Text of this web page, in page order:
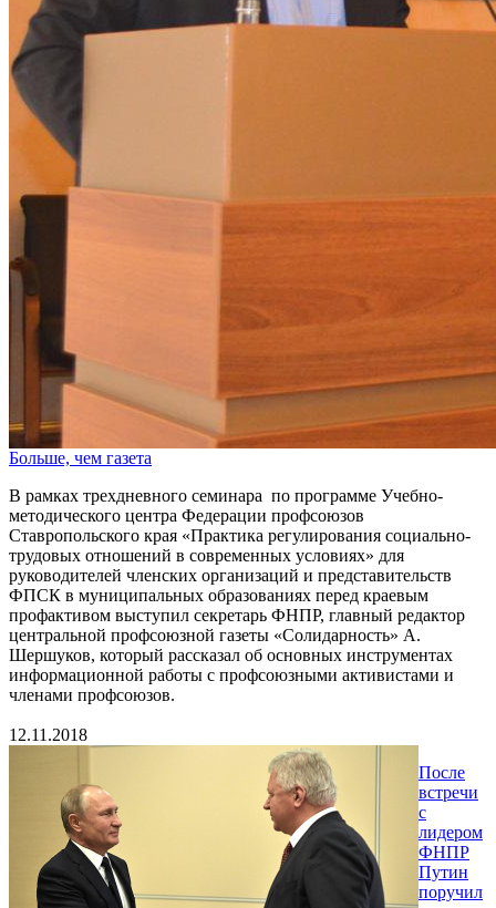
Больше, чем газета
В рамках трехдневного семинара по программе Учебно-
методического центра Федерации профсоюзов
Ставропольского края «Практика регулирования социально-
трудовых отношений в современных условиях» для
руководителей членских организаций и представительств
ФПСК в муниципальных образованиях перед краевым
профактивом выступил секретарь ФНПР, главный редактор
центральной профсоюзной газеты «Солидарность» А.
Шершуков, который рассказал об основных инструментах
информационной работы с профсоюзными активистами и
членами профсоюзов.
12.11.2018
После
встречи
с
лидером
ФНПР
Путин
поручил